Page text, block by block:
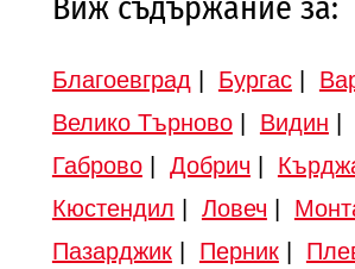
Виж съдържание за:
Благоевград Бургас|
Велико Търново| Видин
Габрово| Добрич
Кюстендил
Ловеч
Пазарджик| Перник|